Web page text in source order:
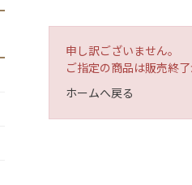
申し訳ございません。
ご指定の商品は販売終
ホームへ戻る